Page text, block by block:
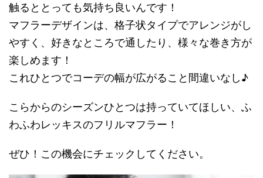
触るととっても気持ち良いんです！
マフラーデザインは、格子状タイプでアレンジがし
やすく、好きなところで通したり、様々な巻き方が
楽しめます！
これひとつでコーデの幅が広がること間違いなし♪
こらからのシーズンひとつは持っていてほしい、ふ
わふわレッキスのフリルマフラー！
ぜひ！この機会にチェックしてください。